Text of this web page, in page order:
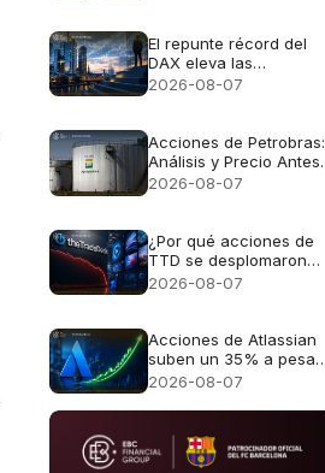
El repunte récord del
DAX eleva las
expectativas de
2026-08-07
Acciones de Petrobras:
Análisis y Precio Antes
del Reporte Financiero
2026-08-07
¿Por qué acciones de
TTD se desplomaron
casi un 30%?
2026-08-07
Acciones de Atlassian
suben un 35% a pesar
de unas perspectivas
2026-08-07